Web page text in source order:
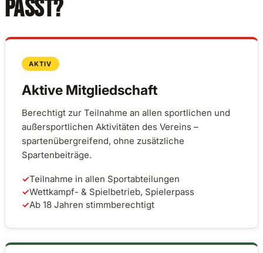
PASST?
AKTIV
Aktive Mitgliedschaft
Berechtigt zur Teilnahme an allen sportlichen und
außersportlichen Aktivitäten des Vereins –
spartenübergreifend, ohne zusätzliche
Spartenbeiträge.
✓Teilnahme in allen Sportabteilungen
✓Wettkampf- & Spielbetrieb, Spielerpass
✓Ab 18 Jahren stimmberechtigt